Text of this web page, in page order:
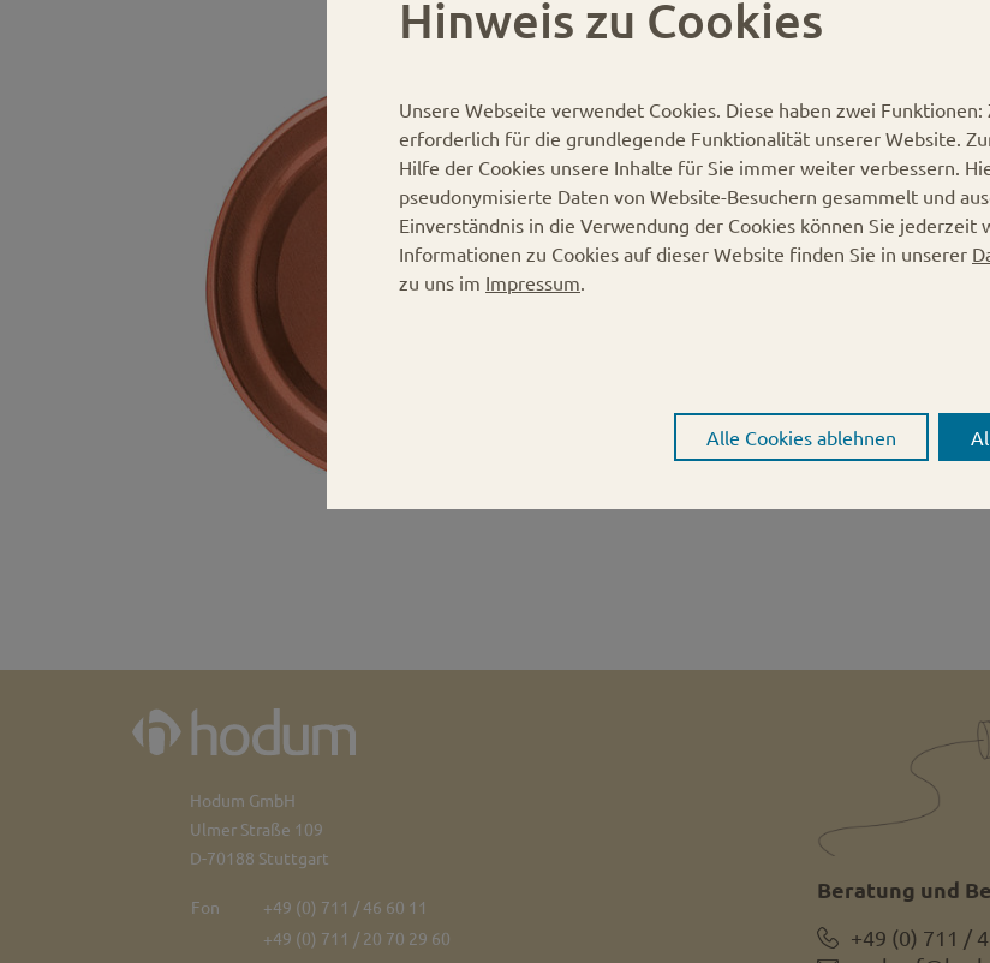
Gläserdeckel
Karton:
480 Stück
Verschluss:
Deep
Hodum GmbH
Ulmer Straße 109
D-70188 Stuttgart
Fon
+49 (0) 711 / 46 60 11
+49 (0) 711 / 20 70 29 60
Beratung und
+49 (0) 711 /
Hinweis zu Cookies
Unsere Webseite verwendet Cookies. Diese haben zwei Funktionen:
erforderlich für die grundlegende Funktionalität unserer Website.
Hilfe der Cookies unsere Inhalte für Sie immer weiter verbessern.
pseudonymisierte Daten von Website-Besuchern gesammelt und
Einverständnis in die Verwendung der Cookies können Sie jederzeit
Informationen zu Cookies auf dieser Website finden Sie in unserer
zu uns im Impressum.
Alle Cookies ablehnen